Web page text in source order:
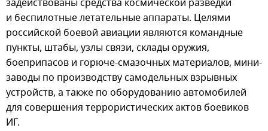
задействованы средства космической разведки
и беспилотные летательные аппараты. Целями
российской боевой авиации являются командные
пункты, штабы, узлы связи, склады оружия,
боеприпасов и горюче-смазочных материалов, мини-
заводы по производству самодельных взрывных
устройств, а также по оборудованию автомобилей
для совершения террористических актов боевиков
ИГ.